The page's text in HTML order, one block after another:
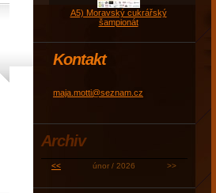
A5) Moravský cukrářský
šampionát
Kontakt
maja.motti@seznam.cz
Archiv
<< únor / 2026 >>